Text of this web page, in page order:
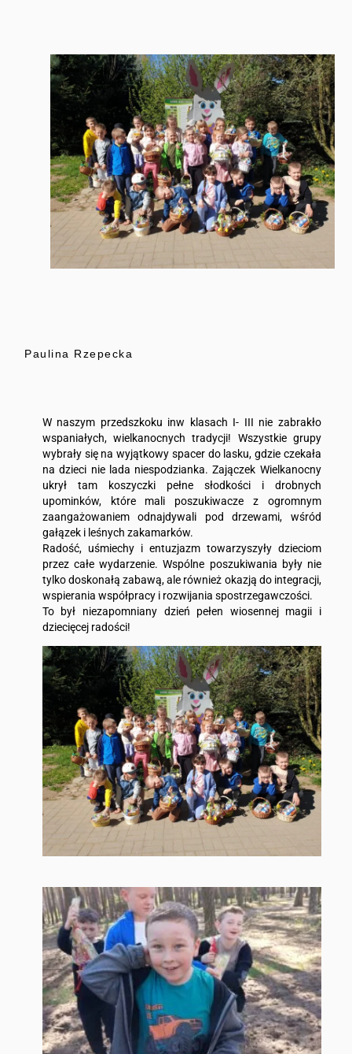
Paulina Rzepecka
W naszym przedszkoku inw klasach I- III nie zabrakło
wspaniałych, wielkanocnych tradycji! Wszystkie grupy
wybrały się na wyjątkowy spacer do lasku, gdzie czekała
na dzieci nie lada niespodzianka. Zajączek Wielkanocny
ukrył tam koszyczki pełne słodkości i drobnych
upominków, które mali poszukiwacze z ogromnym
zaangażowaniem odnajdywali pod drzewami, wśród
gałązek i leśnych zakamarków.
Radość, uśmiechy i entuzjazm towarzyszyły dzieciom
przez całe wydarzenie. Wspólne poszukiwania były nie
tylko doskonałą zabawą, ale również okazją do integracji,
wspierania współpracy i rozwijania spostrzegawczości.
To był niezapomniany dzień pełen wiosennej magii i
dziecięcej radości!